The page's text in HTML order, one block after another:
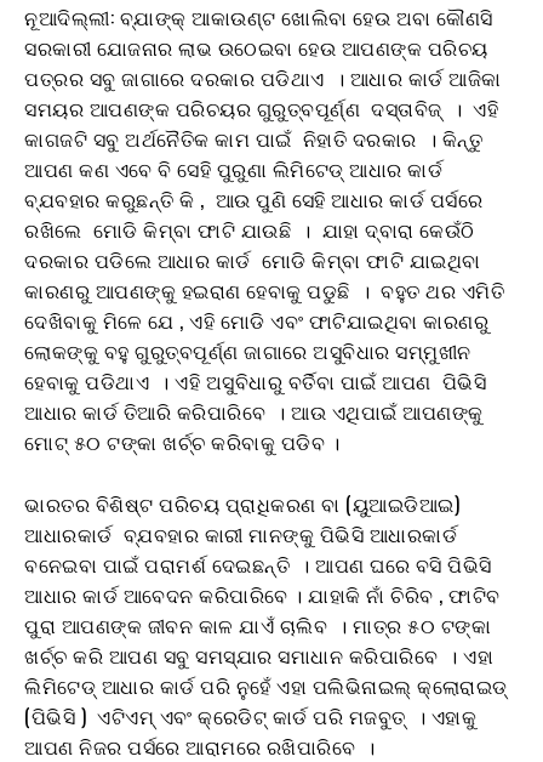
ନୂଆଦିଲ୍ଲୀ: ବ୍ଯାଙ୍କ୍ ଆକାଉଣ୍ଟ ଖୋଲିବା ହେଉ ଅବା କୌଣସି
ସରକାରୀ ଯୋଜନାର ଲାଭ ଉଠେଇବା ହେଉ ଆପଣଙ୍କ ପରିଚୟ
ପତ୍ରର ସବୁ ଜାଗାରେ ଦରକାର ପଡିଥାଏ । ଆଧାର କାର୍ଡ ଆଜିକା
ସମୟର ଆପଣଙ୍କ ପରିଚୟର ଗୁରୁତ୍ବପୂର୍ଣ୍ଣ ଦସ୍ତାବିଜ୍ । ଏହି
କାଗଜଟି ସବୁ ଅର୍ଥନୈତିକ କାମ ପାଇଁ ନିହାତି ଦରକାର । କିନ୍ତୁ
ଆପଣ କଣ ଏବେ ବି ସେହି ପୁରୁଣା ଲିମିଟେଡ୍ ଆଧାର କାର୍ଡ
ବ୍ଯବହାର କରୁଛନ୍ତି କି , ଆଉ ପୁଣି ସେହି ଆଧାର କାର୍ଡ ପର୍ସରେ
ରଖିଲେ ମୋଡି କିମ୍ବା ଫାଟି ଯାଉଛି । ଯାହା ଦ୍ବାରା କେଉଁଠି
ଦରକାର ପଡିଲେ ଆଧାର କାର୍ଡ ମୋଡି କିମ୍ବା ଫାଟି ଯାଇଥିବା
କାରଣରୁ ଆପଣଙ୍କୁ ହଇରାଣ ହେବାକୁ ପଡୁଛି । ବହୁତ ଥର ଏମିତି
ଦେଖିବାକୁ ମିଳେ ଯେ , ଏହି ମୋଡି ଏବଂ ଫାଟିଯାଇଥିବା କାରଣରୁ
ଲୋକଙ୍କୁ ବହୁ ଗୁରୁତ୍ବପୂର୍ଣ୍ଣ ଜାଗାରେ ଅସୁବିଧାର ସମ୍ମୁଖୀନ
ହେବାକୁ ପଡିଥାଏ । ଏହି ଅସୁବିଧାରୁ ବର୍ତିବା ପାଇଁ ଆପଣ ପିଭିସି
ଆଧାର କାର୍ଡ ତିଆରି କରିପାରିବେ । ଆଉ ଏଥିପାଇଁ ଆପଣଙ୍କୁ
ମୋଟ୍ ୫୦ ଟଙ୍କା ଖର୍ଚ୍ଚ କରିବାକୁ ପଡିବ ।
ଭାରତର ବିଶିଷ୍ଟ ପରିଚୟ ପ୍ରାଧିକରଣ ବା (ୟୁଆଇଡିଆଇ)
ଆଧାରକାର୍ଡ ବ୍ଯବହାର କାରୀ ମାନଙ୍କୁ ପିଭିସି ଆଧାରକାର୍ଡ
ବନେଇବା ପାଇଁ ପରାମର୍ଶ ଦେଇଛନ୍ତି । ଆପଣ ଘରେ ବସି ପିଭିସି
ଆଧାର କାର୍ଡ ଆବେଦନ କରିପାରିବେ । ଯାହାକି ନାଁ ଚିରିବ , ଫାଟିବ
ପୁରା ଆପଣଙ୍କ ଜୀବନ କାଳ ଯାଏଁ ଚାଲିବ । ମାତ୍ର ୫୦ ଟଙ୍କା
ଖର୍ଚ୍ଚ କରି ଆପଣ ସବୁ ସମସ୍ଯାର ସମାଧାନ କରିପାରିବେ । ଏହା
ଲିମିଟେଡ୍ ଆଧାର କାର୍ଡ ପରି ନୁହେଁ ଏହା ପଲିଭିନାଇଲ୍ କ୍ଲୋରାଇଡ୍
(ପିଭିସି ) ଏଟିଏମ୍ ଏବଂ କ୍ରେଡିଟ୍ କାର୍ଡ ପରି ମଜବୁତ୍ । ଏହାକୁ
ଆପଣ ନିଜର ପର୍ସରେ ଆରାମରେ ରଖିପାରିବେ ।